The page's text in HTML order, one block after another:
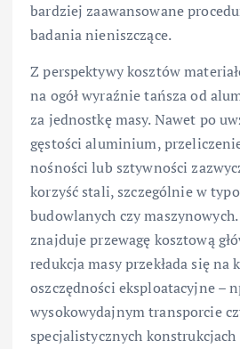
bardziej zaawansowane
badania nieniszczące.
Z perspektywy kosztów
na ogół wyraźnie tańsza od
za jednostkę masy. Nawet po
gęstości aluminium,
nośności lub sztywności
korzyść stali, szczególnie w
budowlanych czy
znajduje przewagę kosztową
redukcja masy przekłada się na
oszczędności eksploatacyjne –
wysokowydajnym transporcie
specjalistycznych konstrukcjach